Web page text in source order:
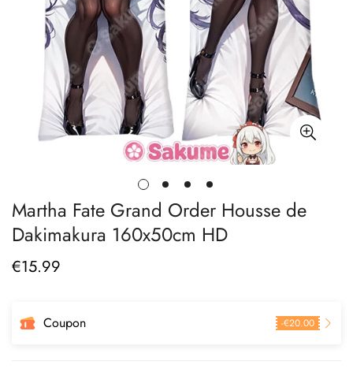
Martha Fate Grand Order Housse de
Dakimakura 160x50cm HD
Prix
€15.99
Coupon -€20.00